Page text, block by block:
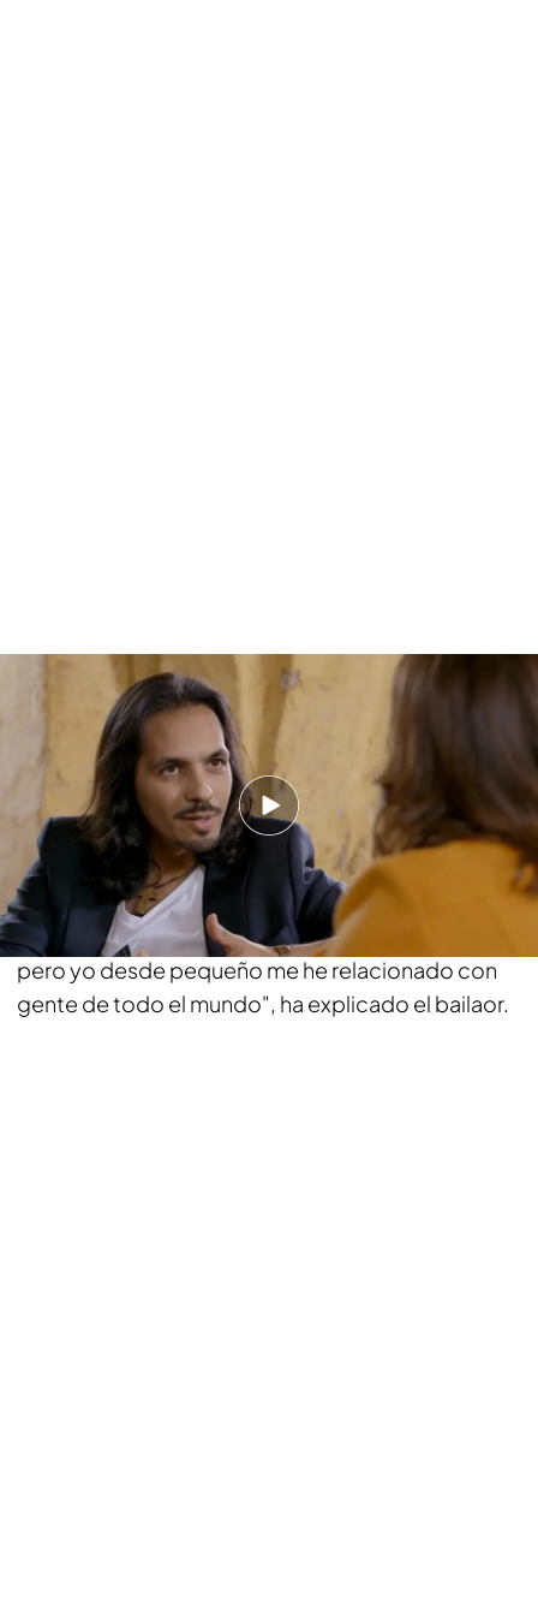
"Ojalá fuera rico. Vivo bien porque llevo muchos
años en esto, pero ni mucho menos. Yo nunca he
recibido subvenciones y
todo el dinero que he
ganado ha sido para pagar vestuario y otras
cosas necesarias",ha respondido Farruquito
cuando Pepa Bueno le ha preguntado si era rico.
"Ser gitano ahora es igual que ser un payo. Hay
personas que nos gusta conservar tradiciones,
pero yo desde pequeño me he relacionado con
gente de todo el mundo", ha explicado el bailaor.